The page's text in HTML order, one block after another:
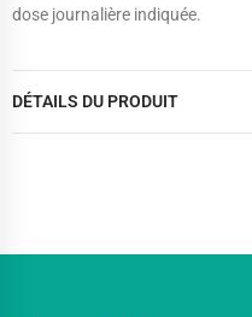
dose journalière indiquée.
DÉTAILS DU PRODUIT